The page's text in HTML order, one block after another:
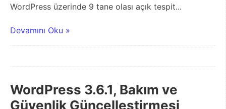
WordPress üzerinde 9 tane olası açık tespit...
Devamını Oku »
WordPress 3.6.1, Bakım ve
Güvenlik Güncelleştirmesi